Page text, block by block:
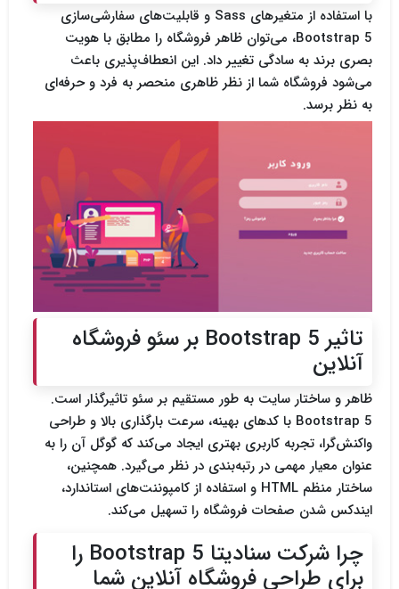
با استفاده از متغیرهای Sass و قابلیت‌های سفارشی‌سازی
Bootstrap 5، می‌توان ظاهر فروشگاه را مطابق با هویت
بصری برند به سادگی تغییر داد. این انعطاف‌پذیری باعث
می‌شود فروشگاه شما از نظر ظاهری منحصر به فرد و حرفه‌ای
به نظر برسد.
تاثیر Bootstrap 5 بر سئو فروشگاه
آنلاین
ظاهر و ساختار سایت به طور مستقیم بر سئو تاثیرگذار است.
Bootstrap 5 با کدهای بهینه، سرعت بارگذاری بالا و طراحی
واکنش‌گرا، تجربه کاربری بهتری ایجاد می‌کند که گوگل آن را به
عنوان معیار مهمی در رتبه‌بندی در نظر می‌گیرد. همچنین،
ساختار منظم HTML و استفاده از کامپوننت‌های استاندارد،
ایندکس شدن صفحات فروشگاه را تسهیل می‌کند.
چرا شرکت سنادیتا Bootstrap 5 را
برای طراحی فروشگاه آنلاین شما